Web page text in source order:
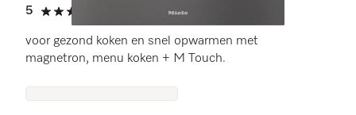
5
5 sterren op 5
(2 beoordelingen)
voor gezond koken en snel opwarmen met
magnetron, menu koken + M Touch.